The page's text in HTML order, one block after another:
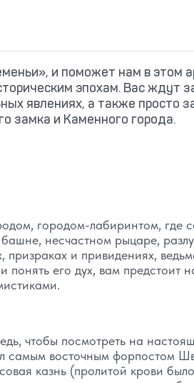
и поможет нам в этом
эпохам. Вас ждут
явлениях, а также просто
замка и Каменного города.
городом-лабиринтом, где
несчастном рыцаре,
призраках и привидениях,
понять его дух, вам предстоит
чтобы посмотреть на
самым восточным форпостом
казнь (пролитой крови